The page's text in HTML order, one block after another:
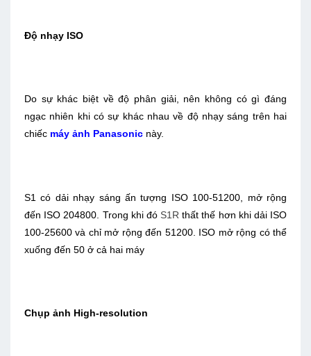
Độ nhạy ISO
Do sự khác biệt về độ phân giải, nên không có gì đáng
ngạc nhiên khi có sự khác nhau về độ nhạy sáng trên hai
chiếc máy ảnh Panasonic này.
S1 có dải nhạy sáng ấn tượng ISO 100-51200, mở rộng
đến ISO 204800. Trong khi đóS1Rthất thế hơn khi dải ISO
100-25600 và chỉ mở rộng đến 51200. ISO mở rộng có thể
xuống đến 50 ở cả hai máy
Chụp ảnh High-resolution